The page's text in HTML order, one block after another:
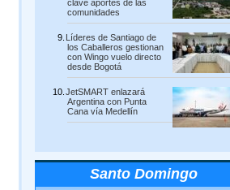
clave aportes de las
comunidades
Líderes de Santiago de
los Caballeros gestionan
con Wingo vuelo directo
desde Bogotá
JetSMART enlazará
Argentina con Punta
Cana vía Medellín
Santo Domingo